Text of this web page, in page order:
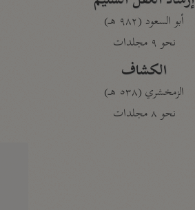
أبو السعود (٩٨٢ هـ)
نحو ٩ مجلدات
الكشاف
الزمخشري (٥٣٨ هـ)
نحو ٨ مجلدات